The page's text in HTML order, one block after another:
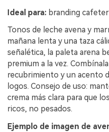
Ideal para: branding
Tonos de leche avena y
mañana lenta y una taza
señalética, la paleta arena
premium a la vez.
recubrimiento y un acento
logos. Consejo de uso:
crema más clara para que
ricos, no pesados.
Ejemplo de imagen de